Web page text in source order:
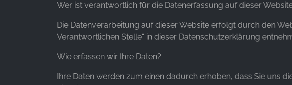
Wer ist verantwortlich für die Datenerfassung auf dieser
Die Datenverarbeitung auf dieser Website erfolgt durch den
Verantwortlichen Stelle“ in dieser Datenschutzerklärung
Wie erfassen wir Ihre Daten?
Ihre Daten werden zum einen dadurch erhoben, dass Sie uns